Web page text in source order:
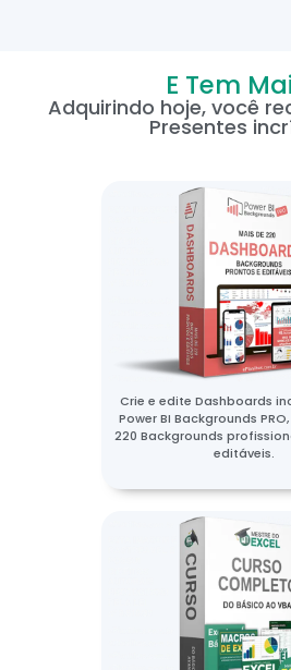
E Tem
Adquirindo hoje, você
Presentes
Crie e edite Dashboards
Power BI Backgrounds
220 Backgrounds
editáveis.